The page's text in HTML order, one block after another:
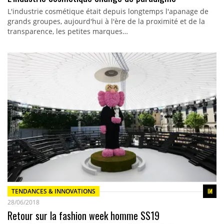
L'industrie cosmétique était depuis longtemps l'apanage de
grands groupes, aujourd'hui à l'ère de la proximité et de la
transparence, les petites marques…
TENDANCES & INNOVATIONS
28/06/2018
Retour sur la fashion week homme SS19